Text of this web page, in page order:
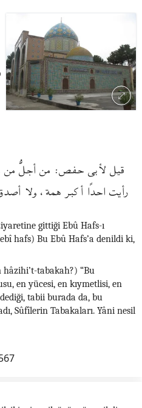
قيل لأبى حفـص: من أجلُّ من
رأيت احدًا أكبر همة، ولا
gittiği Ebû Hafs-ı
hafs) Bu Ebû Hafs’a denildi ki,
tabakah?) “Bu
en yücesi, en kıymetlisi, en
tabii burada da, bu
Sûfîlerin Tabakaları. Yâni nesil